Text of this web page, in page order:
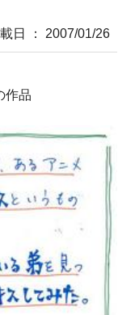
日 ： 2007/01/26
作品